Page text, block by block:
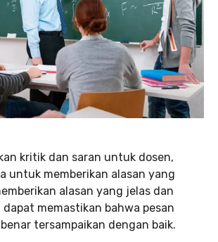
kritik dan saran untuk dosen,
untuk memberikan alasan yang
alasan yang jelas dan
dapat memastikan bahwa pesan
tersampaikan dengan baik.